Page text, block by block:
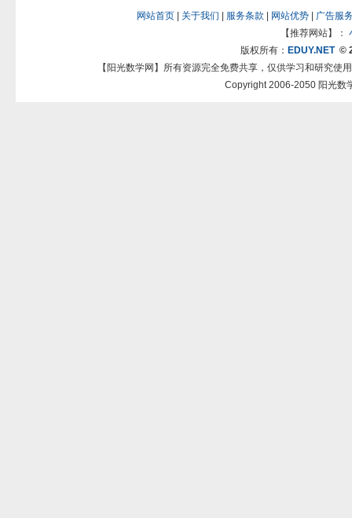
网站首页 关于我们 服务条款 网站优势
广告服
【推荐网站】：
版权所有： EDUY.NET©
【阳光数学网】所有资源完全免费共享，仅供学习和研究
Copyright 2006-2050 阳光数